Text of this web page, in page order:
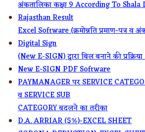
अंकतालिका कक्षा 9 According To Shala
Rajasthan Result
Excel Software (क्रमोन्नति प्रमाण-पत्र व
Digital Sign
(New E-SIGN) द्वारा बिल बनाने की
New E-SIGN PDF Software
PAYMANAGER पर SERVICE
व SERVICE SUB
CATEGORY बदलने का तरीका
D.A. ARRIAR (5%)-EXCEL SHEET